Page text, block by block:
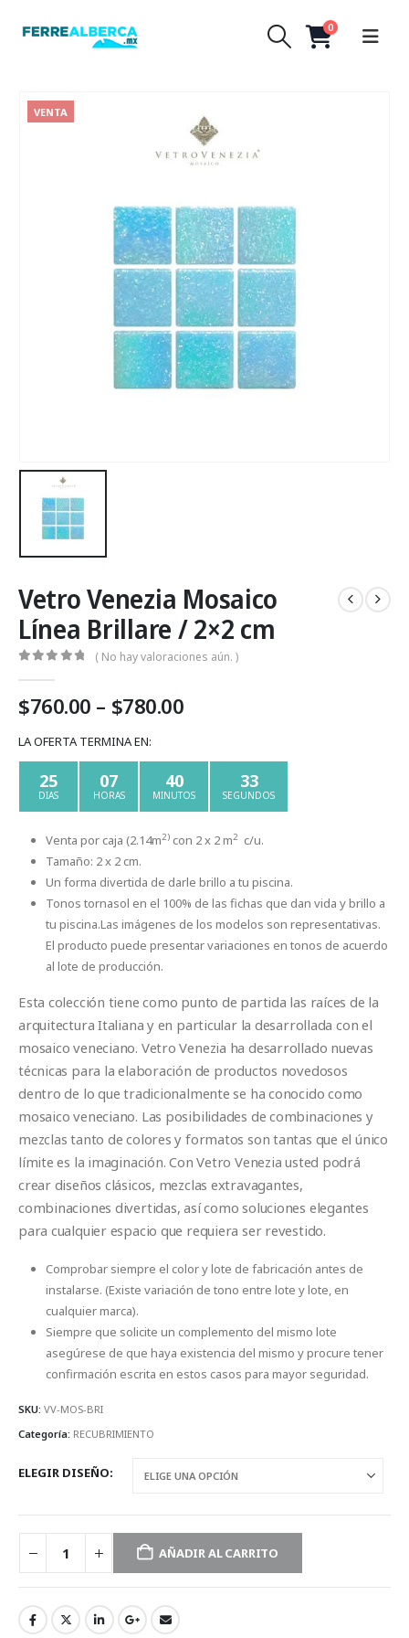
0
VENTA
Vetro Venezia Mosaico
Línea Brillare / 2×2 cm
( No hay valoraciones aún. )
$760.00 – $780.00Price
through
$780.00
LA OFERTA TERMINA EN:
25
DIAS
07
HORAS
40
MINUTOS
33
SEGUNDOS
Venta por caja (2.14m2)con 2 x 2 m2c/u.
Tamaño: 2 x 2 cm.
Un forma divertida de darle brillo a tu piscina.
Tonos tornasol en el 100% de las fichas que dan vida y brillo a
tu piscina.Las imágenes de los modelos son representativas.
El producto puede presentar variaciones en tonos de acuerdo
al lote de producción.
Esta colección tiene como punto de partida las raíces de la
arquitectura Italiana y en particular la desarrollada con el
mosaico veneciano. Vetro Venezia ha desarrollado nuevas
técnicas para la elaboración de productos novedosos
dentro de lo que tradicionalmente se ha conocido como
mosaico veneciano. Las posibilidades de combinaciones y
mezclas tanto de colores y formatos son tantas que el único
límite es la imaginación. Con Vetro Venezia usted podrá
crear diseños clásicos, mezclas extravagantes,
combinaciones divertidas, así como soluciones elegantes
para cualquier espacio que requiera ser revestido.
Comprobar siempre el color y lote de fabricación antes de
instalarse. (Existe variación de tono entre lote y lote, en
cualquier marca).
Siempre que solicite un complemento del mismo lote
asegúrese de que haya existencia del mismo y procure tener
confirmación escrita en estos casos para mayor seguridad.
SKU: VV-MOS-BRI
Categoría: RECUBRIMIENTO
ELEGIR DISEÑO
AÑADIR AL CARRITO